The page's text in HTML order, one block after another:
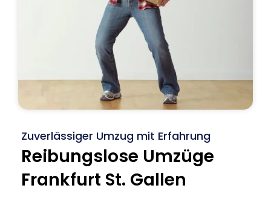
Zuverlässiger Umzug mit Erfahrung
Reibungslose Umzüge
Frankfurt St. Gallen